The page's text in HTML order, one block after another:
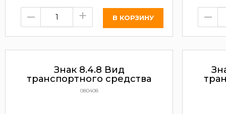
– + –
Знак 8.4.8 Вид
транспортного средства
080408